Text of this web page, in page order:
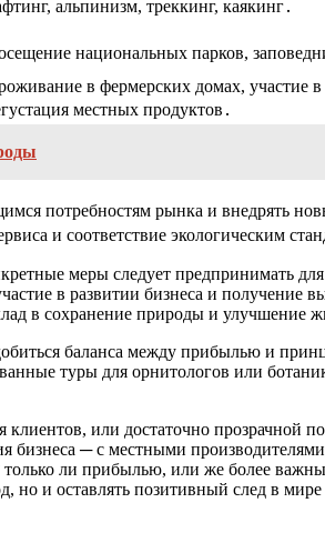
альпинизм, треккинг, каякинг․
национальных парков,
в фермерских домах, участие в
местных продуктов․
потребностям рынка и внедрять
и соответствие экологическим
меры следует предпринимать
в развитии бизнеса и получение
в сохранение природы и улучшение
баланса между прибылью и
туры для орнитологов или
клиентов, или достаточно прозрачной
бизнеса ─ с местными
только ли прибылью, или же более
но и оставлять позитивный след в